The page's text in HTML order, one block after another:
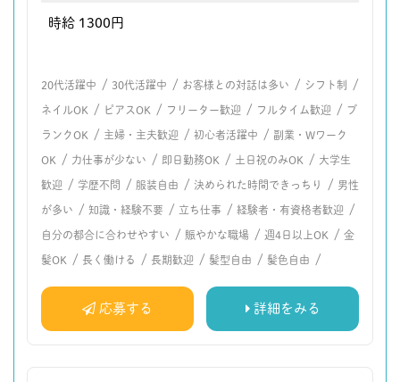
時給 1300円
20代活躍中 / 30代活躍中 / お客様との対話は多い / シフト制 /
ネイルOK / ピアスOK / フリーター歓迎 / フルタイム歓迎 / ブ
ランクOK / 主婦・主夫歓迎 / 初心者活躍中 / 副業・Wワーク
OK / 力仕事が少ない / 即日勤務OK / 土日祝のみOK / 大学生
歓迎 / 学歴不問 / 服装自由 / 決められた時間できっちり / 男性
が多い / 知識・経験不要 / 立ち仕事 / 経験者・有資格者歓迎 /
自分の都合に合わせやすい / 賑やかな職場 / 週4日以上OK / 金
髪OK / 長く働ける / 長期歓迎 / 髪型自由 / 髪色自由 /
応募する 詳細をみる